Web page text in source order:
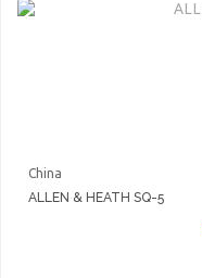
China
ALLEN & HEATH SQ-5